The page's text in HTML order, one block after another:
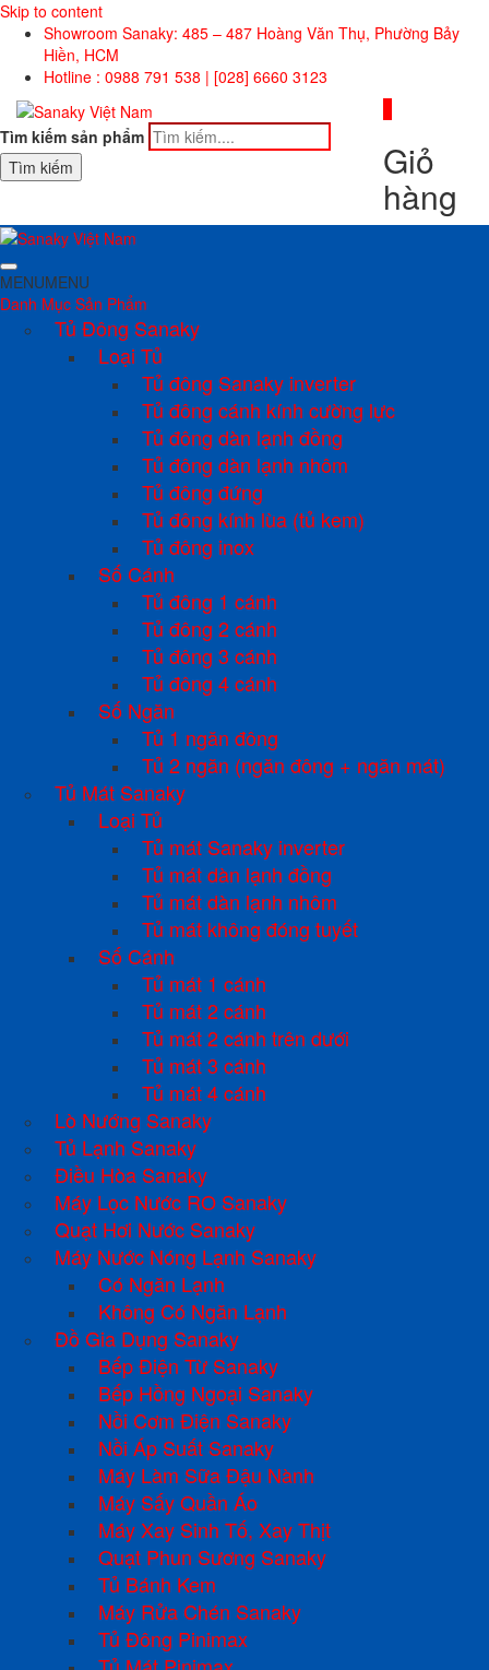
Skip to content
Showroom Sanaky: 485 – 487 Hoàng Văn Thụ, Phường Bảy
Hiền, HCM
Hotline : 0988 791 538 | [028] 6660 3123
Giỏ
hàng
Tìm kiếm sản phẩm
Tìm kiếm
MENUMENU
Danh Mục Sản Phẩm
Tủ Đông Sanaky
Loại Tủ
Tủ đông Sanaky inverter
Tủ đông cánh kính cường lực
Tủ đông dàn lạnh đồng
Tủ đông dàn lạnh nhôm
Tủ đông đứng
Tủ đông kính lùa (tủ kem)
Tủ đông inox
Số Cánh
Tủ đông 1 cánh
Tủ đông 2 cánh
Tủ đông 3 cánh
Tủ đông 4 cánh
Số Ngăn
Tủ 1 ngăn đông
Tủ 2 ngăn (ngăn đông + ngăn mát)
Tủ Mát Sanaky
Loại Tủ
Tủ mát Sanaky inverter
Tủ mát dàn lạnh đồng
Tủ mát dàn lạnh nhôm
Tủ mát không đóng tuyết
Số Cánh
Tủ mát 1 cánh
Tủ mát 2 cánh
Tủ mát 2 cánh trên dưới
Tủ mát 3 cánh
Tủ mát 4 cánh
Lò Nướng Sanaky
Tủ Lạnh Sanaky
Điều Hòa Sanaky
Máy Lọc Nước RO Sanaky
Quạt Hơi Nước Sanaky
Máy Nước Nóng Lạnh Sanaky
Có Ngăn Lạnh
Không Có Ngăn Lạnh
Đồ Gia Dụng Sanaky
Bếp Điện Từ Sanaky
Bếp Hồng Ngoại Sanaky
Nồi Cơm Điện Sanaky
Nồi Áp Suất Sanaky
Máy Làm Sữa Đậu Nành
Máy Sấy Quần Áo
Máy Xay Sinh Tố, Xay Thịt
Quạt Phun Sương Sanaky
Tủ Bánh Kem
Máy Rửa Chén Sanaky
Tủ Đông Pinimax